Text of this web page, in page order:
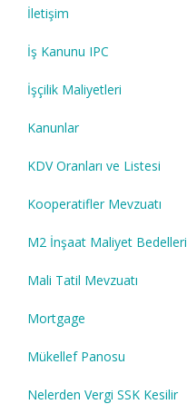
İletişim
İş Kanunu IPC
İşçilik Maliyetleri
Kanunlar
KDV Oranları ve Listesi
Kooperatifler Mevzuatı
M2 İnşaat Maliyet Bedelleri
Mali Tatil Mevzuatı
Mortgage
Mükellef Panosu
Nelerden Vergi SSK Kesilir